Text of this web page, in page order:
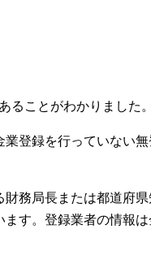
ることがわかりました。
登録を行っていない
務局長または都道府
す。登録業者の情報